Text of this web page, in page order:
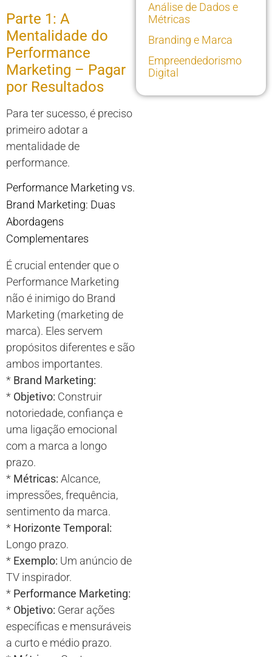
Parte 1: A
Mentalidade do
Performance
Marketing – Pagar
por Resultados
Para ter sucesso, é preciso
primeiro adotar a
mentalidade de
performance.
Performance Marketing vs.
Brand Marketing: Duas
Abordagens
Complementares
É crucial entender que o
Performance Marketing
não é inimigo do Brand
Marketing (marketing de
marca). Eles servem
propósitos diferentes e são
ambos importantes.
* Brand Marketing:
* Objetivo: Construir
notoriedade, confiança e
uma ligação emocional
com a marca a longo
prazo.
* Métricas: Alcance,
impressões, frequência,
sentimento da marca.
* Horizonte Temporal:
Longo prazo.
* Exemplo: Um anúncio de
TV inspirador.
* Performance Marketing:
* Objetivo: Gerar ações
específicas e mensuráveis
a curto e médio prazo.
Análise de Dados e
Métricas
Branding e Marca
Empreendedorismo
Digital